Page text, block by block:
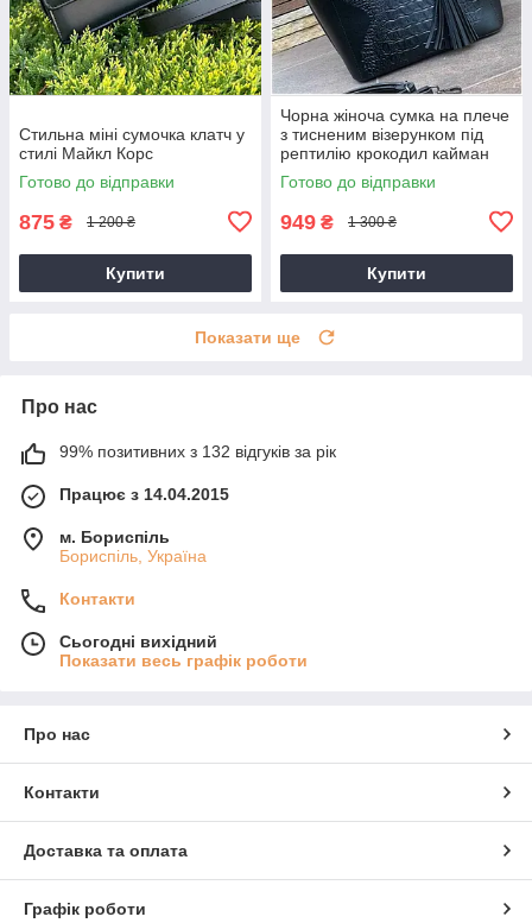
Стильна міні сумочка клатч у
стилі Майкл Корс
Готово до відправки
875 ₴ 1 200 ₴
Купити
Чорна жіноча сумка на плече
з тисненим візерунком під
рептилію крокодил кайман
Готово до відправки
949 ₴ 1 300 ₴
Купити
Показати ще
Про нас
99% позитивних з 132 відгуків за рік
Працює з 14.04.2015
м. Бориспіль
Бориспіль, Україна
Контакти
Сьогодні вихідний
Показати весь графік роботи
Про нас
Контакти
Доставка та оплата
Графік роботи